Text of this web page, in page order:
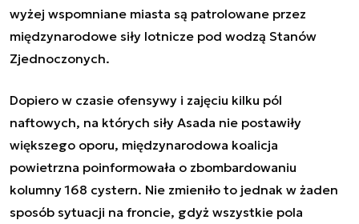
wyżej wspomniane miasta są patrolowane przez
międzynarodowe siły lotnicze pod wodzą Stanów
Zjednoczonych.
Dopiero w czasie ofensywy i zajęciu kilku pól
naftowych, na których siły Asada nie postawiły
większego oporu, międzynarodowa koalicja
powietrzna poinformowała o zbombardowaniu
kolumny 168 cystern. Nie zmieniło to jednak w żaden
sposób sytuacji na froncie, gdyż wszystkie pola